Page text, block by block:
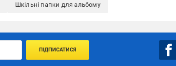
Шкільні папки для альбому
ПІДПИСАТИСЯ